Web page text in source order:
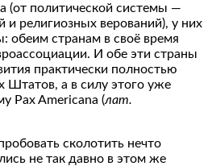
(от политической системы —
и религиозных верований), у них
обеим странам в своё время
И обе эти страны
практически полностью
Штатов, а в силу этого уже
Pax Americana (лат.
сколотить нечто
не так давно в этом же